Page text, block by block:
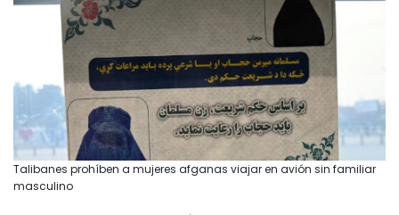
Talibanes prohíben a mujeres afganas viajar en avión sin familiar
masculino